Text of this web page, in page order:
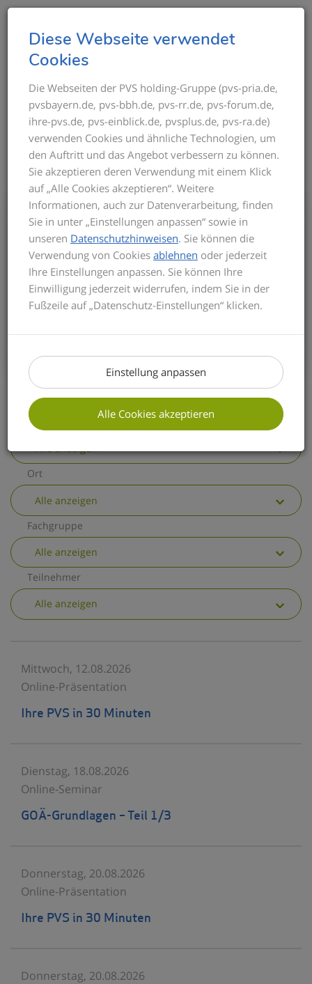
Diese Webseite verwendet
Cookies
Die Webseiten der PVS holding-Gruppe (pvs-pria.de,
pvsbayern.de, pvs-bbh.de, pvs-rr.de, pvs-forum.de,
ihre-pvs.de, pvs-einblick.de, pvsplus.de, pvs-ra.de)
verwenden Cookies und ähnliche Technologien, um
den Auftritt und das Angebot verbessern zu können.
Sie akzeptieren deren Verwendung mit einem Klick
auf „Alle Cookies akzeptieren“. Weitere
Informationen, auch zur Datenverarbeitung, finden
Sie in unter „Einstellungen anpassen“ sowie in
unseren Datenschutzhinweisen. Sie können die
Verwendung von Cookies ablehnen oder jederzeit
Ihre Einstellungen anpassen. Sie können Ihre
Einwilligung jederzeit widerrufen, indem Sie in der
Fußzeile auf „Datenschutz-Einstellungen“ klicken.
Einstellung anpassen
Alle Cookies akzeptieren
THEMEN IM ÜBERBLICK
Bis zum Inkrafttreten der neuen GOÄ gilt
für die Privatabrechnung die aktuelle
GOÄ-Fassung. Auf dieser basieren die
Seminarinhalte. Zu Beginn des Seminars
informieren wir Sie über den derzeitigen
Stand der neuen GOÄ. Zusätzlich
erhalten Sie einen kurzen Überblick über
Thema
Alle anzeigen
Ort
Alle anzeigen
Fachgruppe
Alle anzeigen
Teilnehmer
Alle anzeigen
Mittwoch, 12.08.2026
Online-Präsentation
Ihre PVS in 30 Minuten
Dienstag, 18.08.2026
Online-Seminar
GOÄ-Grundlagen – Teil 1/3
Donnerstag, 20.08.2026
Online-Präsentation
Ihre PVS in 30 Minuten
Donnerstag, 20.08.2026